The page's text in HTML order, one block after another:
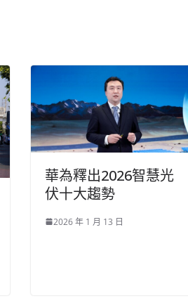
華為釋出2026智慧光
伏十大趨勢
2026 年 1 月 13 日